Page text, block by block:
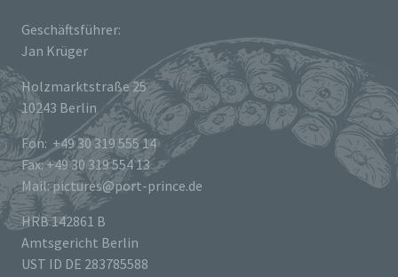
Geschäftsführer:
Jan Krüger
Holzmarktstraße 25
10243 Berlin
Fon: +49 30 319 555 14
Fax: +49 30 319 554 13
Mail: pictures@port-prince.de
HRB 142861 B
Amtsgericht Berlin
UST ID DE 283785588